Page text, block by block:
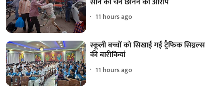
11 hours ago
स्कूली बच्चों को सिखाई गईं ट्रैफिक सिग्नल्स
की बारीकियां
11 hours ago